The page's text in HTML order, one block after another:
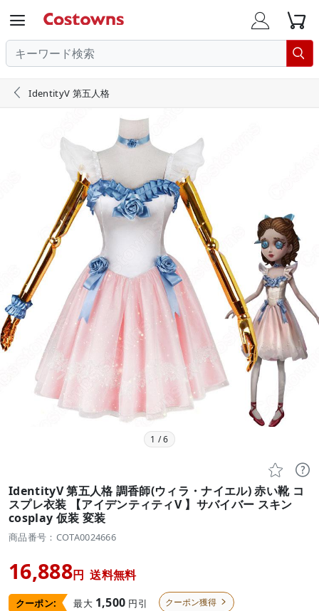
  

 IdentityV 第五人格
1 /6
 
IdentityV 第五人格 調香師(ウィラ・ナイエル) 赤い靴 コ
スプレ衣装 【アイデンティティV 】サバイバー スキン
cosplay 仮装 変装
商品番号：COTA0024666
16,888円 送料無料
クーポン: 最大 1,500 円引 クーポン獲得 